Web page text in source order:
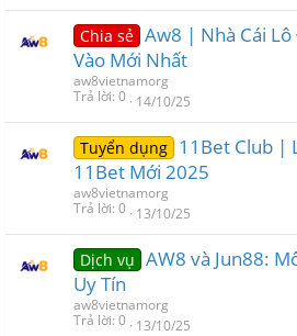
Chia sẻ Aw8 | Nhà Cái
Vào Mới Nhất
aw8vietnamorg
Trả lời 0 14/10/25
Tuyển dụng 11Bet Club |
11Bet Mới 2025
aw8vietnamorg
Trả lời 0 13/10/25
Dịch vụ AW8 và Jun88:
Uy Tín
aw8vietnamorg
Trả lời 0 13/10/25